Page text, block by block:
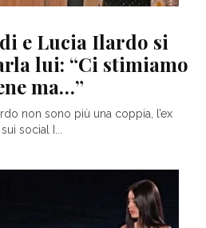
e Lucia Ilardo si
lui: “Ci stimiamo
ma…”
non sono più una coppia, l’ex
social I...